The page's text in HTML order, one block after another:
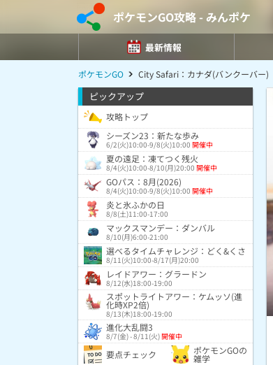
ポケモンGO攻略 - みんポケ
最新情報
ポケモンGO City Safari：カナダ(バンクーバー)
ピックアップ
攻略トップ
シーズン23：新たな歩み
6/2(火)10:00-9/8(火)10:00 開催中
夏の遠足：凍てつく残火
8/4(火)10:00-8/10(月)20:00 開催中
GOパス：8月(2026)
8/4(火)10:00-9/8(火)10:00 開催中
炎と氷ふかの日
8/8(土)11:00-17:00
マックスマンデー：ダンバル
8/10(月)6:00-21:00
選べるタイムチャレンジ：どく&くさ
8/11(火)10:00-8/17(月)20:00
レイドアワー：グラードン
8/12(水)18:00-19:00
スポットライトアワー：ケムッソ(進
化時XP2倍)
8/13(木)18:00-19:00
進化大乱闘3
8/7(金) - 8/11(火)開催中
要点チェック ポケモンGOの
雑学